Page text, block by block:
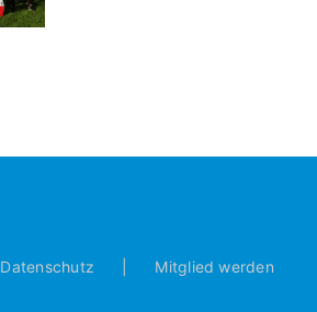
Datenschutz Mitglied werden